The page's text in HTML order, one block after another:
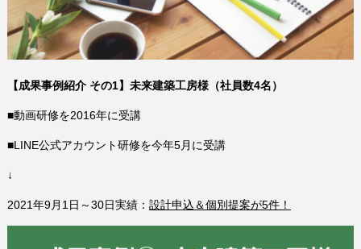
【成果事例紹介 その1】未来建築工房様（社員数4名）
■動画研修を2016年に受講
■LINE公式アカウント研修を今年5月に受講
↓
2021年9月1日～30日実績： 設計申込＆個別提案が5件！